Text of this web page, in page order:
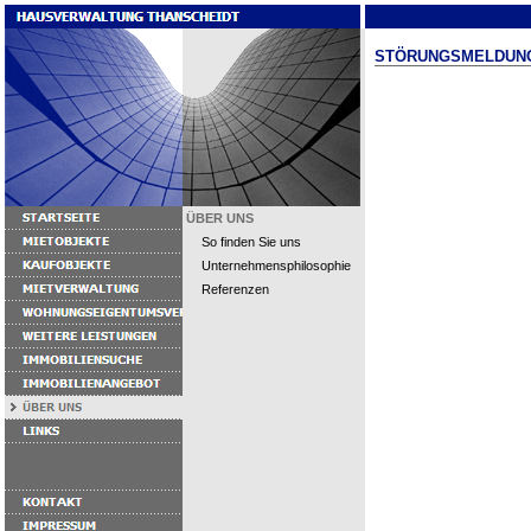
ÜBER UNS
So finden Sie uns
Unternehmensphilosophie
Referenzen